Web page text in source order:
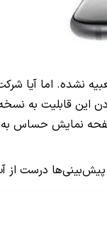
اما آیا
این قابلیت
نمایش حساس به
درست از